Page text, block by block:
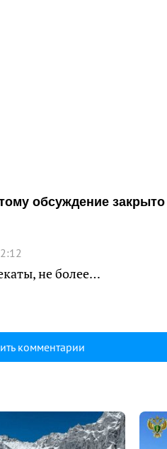
обсуждение закрыто
не более…
комментарии